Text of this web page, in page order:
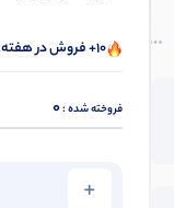
10+ فروش در هفته اخیر
فروخته شده :0